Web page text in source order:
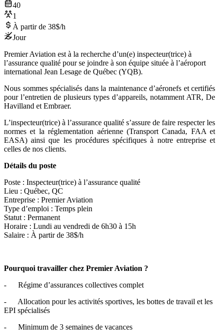
40
1
À partir de 38$/h
Jour
Premier Aviation est à la recherche d’un(e) inspecteur(trice) à
l’assurance qualité pour se joindre à son équipe située à l’aéroport
international Jean Lesage de Québec (YQB).
Nous sommes spécialisés dans la maintenance d’aéronefs et certifiés
pour l’entretien de plusieurs types d’appareils, notamment ATR, De
Havilland et Embraer.
L’inspecteur(trice) à l’assurance qualité s’assure de faire respecter les
normes et la réglementation aérienne (Transport Canada, FAA et
EASA) ainsi que les procédures spécifiques à notre entreprise et
celles de nos clients.
Détails du poste
Poste : Inspecteur(trice) à l’assurance qualité
Lieu : Québec, QC
Entreprise : Premier Aviation
Type d’emploi : Temps plein
Statut : Permanent
Horaire : Lundi au vendredi de 6h30 à 15h
Salaire : À partir de 38$/h
Pourquoi travailler chez Premier Aviation ?
- Régime d’assurances collectives complet
- Allocation pour les activités sportives, les bottes de travail et les
EPI spécialisés
- Minimum de 3 semaines de vacances